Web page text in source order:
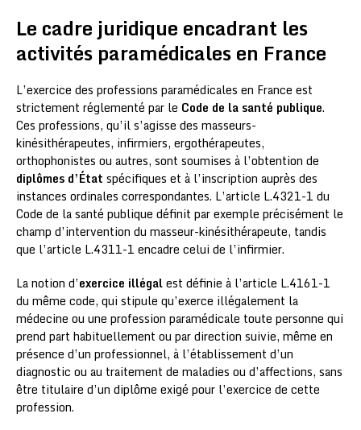
Le cadre juridique encadrant les
activités paramédicales en France
L’exercice des professions paramédicales en France est
strictement réglementé par le Code de la santé publique.
Ces professions, qu’il s’agisse des masseurs-
kinésithérapeutes, infirmiers, ergothérapeutes,
orthophonistes ou autres, sont soumises à l’obtention de
diplômes d’État spécifiques et à l’inscription auprès des
instances ordinales correspondantes. L’article L.4321-1 du
Code de la santé publique définit par exemple précisément le
champ d’intervention du masseur-kinésithérapeute, tandis
que l’article L.4311-1 encadre celui de l’infirmier.
La notion d’exercice illégalest définie à l’article L.4161-1
du même code, qui stipule qu’exerce illégalement la
médecine ou une profession paramédicale toute personne qui
prend part habituellement ou par direction suivie, même en
présence d’un professionnel, à l’établissement d’un
diagnostic ou au traitement de maladies ou d’affections, sans
être titulaire d’un diplôme exigé pour l’exercice de cette
profession.